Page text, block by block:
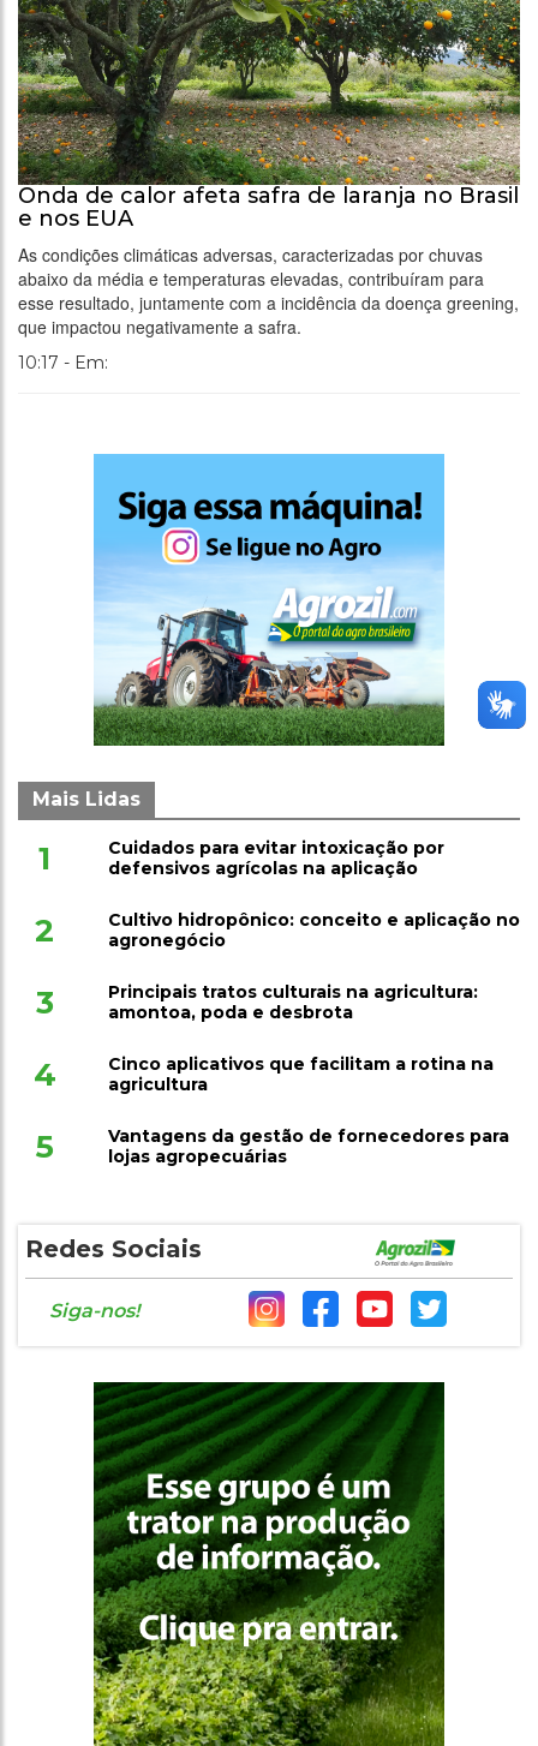
Onda de calor afeta safra de laranja no Brasil
e nos EUA
As condições climáticas adversas, caracterizadas por chuvas
abaixo da média e temperaturas elevadas, contribuíram para
esse resultado, juntamente com a incidência da doença greening,
que impactou negativamente a safra.
10:17 - Em:
Mais Lidas
1
Cuidados para evitar intoxicação por
defensivos agrícolas na aplicação
2
Cultivo hidropônico: conceito e aplicação no
agronegócio
3
Principais tratos culturais na agricultura:
amontoa, poda e desbrota
4
Cinco aplicativos que facilitam a rotina na
agricultura
5
Vantagens da gestão de fornecedores para
lojas agropecuárias
Redes Sociais
Siga-nos!